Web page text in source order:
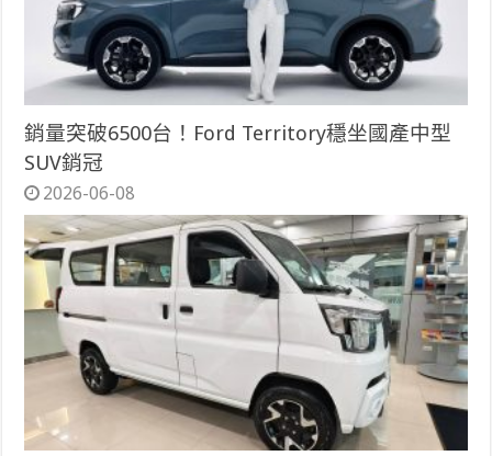
銷量突破6500台！Ford Territory穩坐國產中型
SUV銷冠
2026-06-08